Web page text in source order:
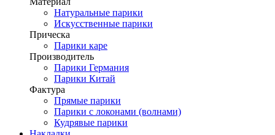
Натуральные парики
Искусственные парики
Прическа
Парики каре
Производитель
Парики Германия
Парики Китай
Фактура
Прямые парики
Парики с локонами (волнами)
Кудрявые парики